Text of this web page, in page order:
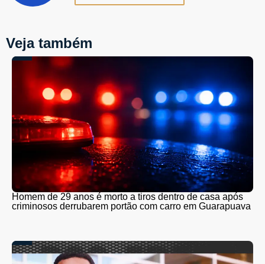
Veja também
Homem de 29 anos é morto a tiros dentro de casa após
criminosos derrubarem portão com carro em Guarapuava